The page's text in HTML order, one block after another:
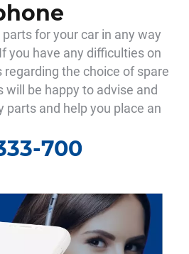
for your car in any way
you have any difficulties on
the choice of spare
will be happy to advise and
parts and help you place an
700